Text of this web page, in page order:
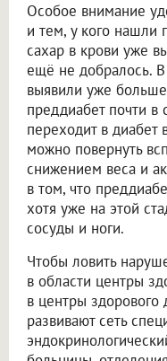
Особое внимание
и тем, у кого нашли
сахар в крови уже
ещё не добралось. В
выявили уже
преддиабет почти в
переходит в диабет
можно повернуть
снижением веса и
в том, что
хотя уже на этой
сосуды и ноги.
Чтобы ловить
в области центры
в центры
развивают сеть